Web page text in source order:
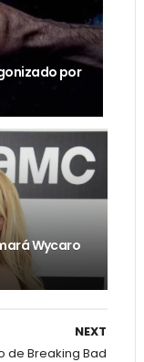
por
Wycaro
NEXT
de Breaking Bad